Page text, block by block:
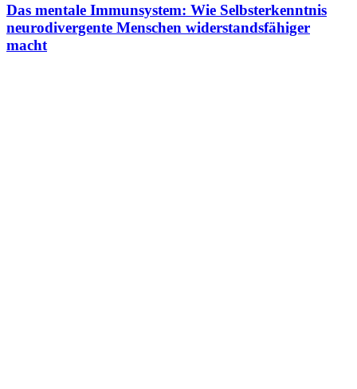
Das mentale Immunsystem: Wie Selbsterkenntnis
neurodivergente Menschen widerstandsfähiger
macht